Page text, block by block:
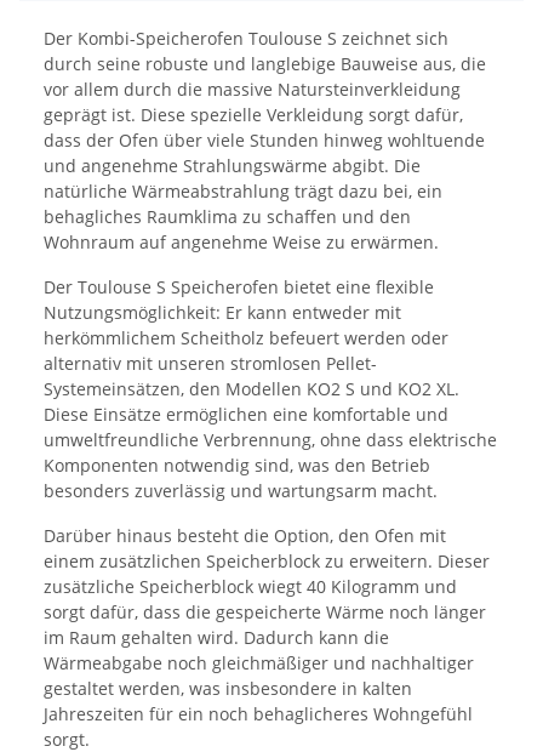
Der Kombi-Speicherofen Toulouse S zeichnet sich
durch seine robuste und langlebige Bauweise aus, die
vor allem durch die massive Natursteinverkleidung
geprägt ist. Diese spezielle Verkleidung sorgt dafür,
dass der Ofen über viele Stunden hinweg wohltuende
und angenehme Strahlungswärme abgibt. Die
natürliche Wärmeabstrahlung trägt dazu bei, ein
behagliches Raumklima zu schaffen und den
Wohnraum auf angenehme Weise zu erwärmen.
Der Toulouse S Speicherofen bietet eine flexible
Nutzungsmöglichkeit: Er kann entweder mit
herkömmlichem Scheitholz befeuert werden oder
alternativ mit unseren stromlosen Pellet-
Systemeinsätzen, den Modellen KO2 S und KO2 XL.
Diese Einsätze ermöglichen eine komfortable und
umweltfreundliche Verbrennung, ohne dass elektrische
Komponenten notwendig sind, was den Betrieb
besonders zuverlässig und wartungsarm macht.
Darüber hinaus besteht die Option, den Ofen mit
einem zusätzlichen Speicherblock zu erweitern. Dieser
zusätzliche Speicherblock wiegt 40 Kilogramm und
sorgt dafür, dass die gespeicherte Wärme noch länger
im Raum gehalten wird. Dadurch kann die
Wärmeabgabe noch gleichmäßiger und nachhaltiger
gestaltet werden, was insbesondere in kalten
Jahreszeiten für ein noch behaglicheres Wohngefühl
sorgt.